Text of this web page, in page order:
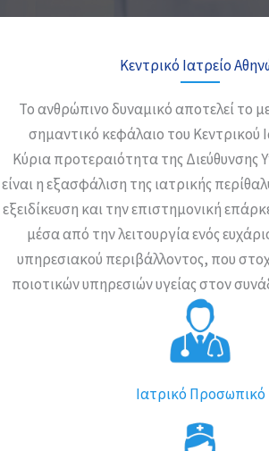
Κεντρικό Ιατρείο
Το ανθρώπινο δυναμικό αποτελεί το
σημαντικό κεφάλαιο του Κεντρικού
Κύρια προτεραιότητα της Διεύθυνσης
είναι η εξασφάλιση της ιατρικής
εξειδίκευση και την επιστημονική
μέσα από την λειτουργία ενός
υπηρεσιακού περιβάλλοντος, που
ποιοτικών υπηρεσιών υγείας στον
Ιατρικό Προσωπικό